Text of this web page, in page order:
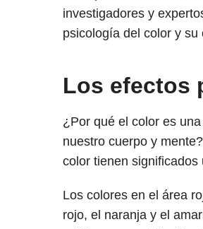
investigadores y
psicología del color y
Los efectos
¿Por qué el color es
nuestro cuerpo y
color tienen significados
Los colores en el área
rojo, el naranja y el